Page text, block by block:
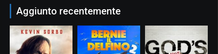
Aggiunto recentemente